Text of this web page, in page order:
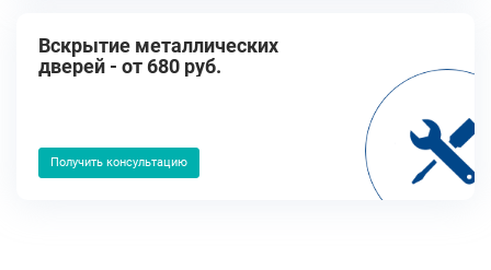
Вскрытие металлических
дверей - от 680 руб.
Получить консультацию